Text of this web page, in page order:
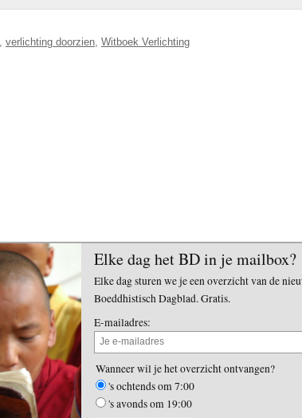
verlichting doorzien Witboek Verlichting
Elke dag het BD in je mailbox?
Elke dag sturen we je een overzicht van de
Boeddhistisch Dagblad. Gratis.
E-mailadres:
Wanneer wil je het overzicht ontvangen?
's ochtends om 7:00
's avonds om 19:00